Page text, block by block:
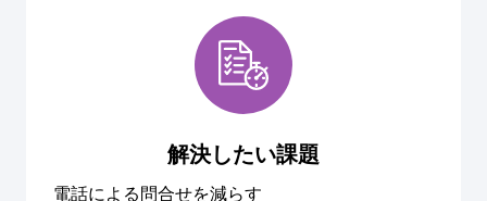
解決したい課題
電話による問合せを減らす